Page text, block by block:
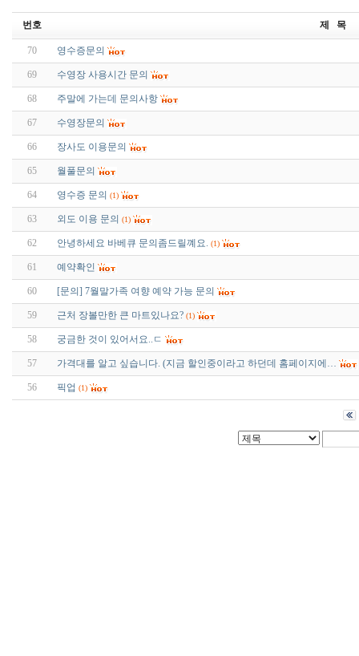
번호 제 목
70 영수증문의
69 수영장 사용시간 문의
68 주말에 가는데 문의사항
67 수영장문의
66 장사도 이용문의
65 월풀문의
64 영수증 문의 (1)
63 외도 이용 문의 (1)
62 안녕하세요 바베큐 문의좀드릴꼐요. (1)
61 예약확인
60 [문의] 7월말가족 여향 예약 가능 문의
59 근처 장볼만한 큰 마트있나요? (1)
58 궁금한 것이 있어서요..ㄷ
57 가격대를 알고 싶습니다. (지금 할인중이라고 하던데 홈페이지에…
56 픽업 (1)